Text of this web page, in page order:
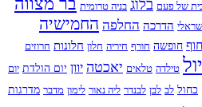
של פעם בלוג בניה טרומית
הדרכה החלפה החמישיה
חופשה חורף חיריה חלון חלונות חרוזים
טילדה טלאים יאכטה יוון יום הולדת יום
לב לבן לבנדר ליה נאור לימון מדבר מדרגות